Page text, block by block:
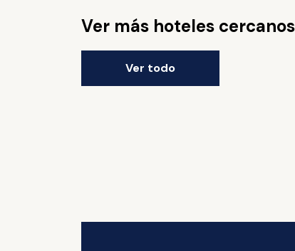
Ver más hoteles cercanos
Ver todo